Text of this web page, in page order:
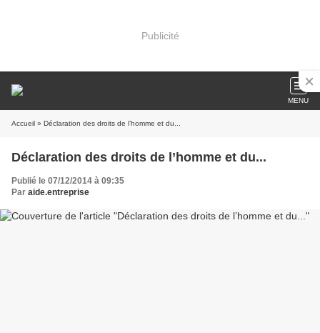
Publicité
MENU
Accueil » Déclaration des droits de l’homme et du...
Déclaration des droits de l’homme et du...
Publié le 07/12/2014 à 09:35
Par aide.entreprise